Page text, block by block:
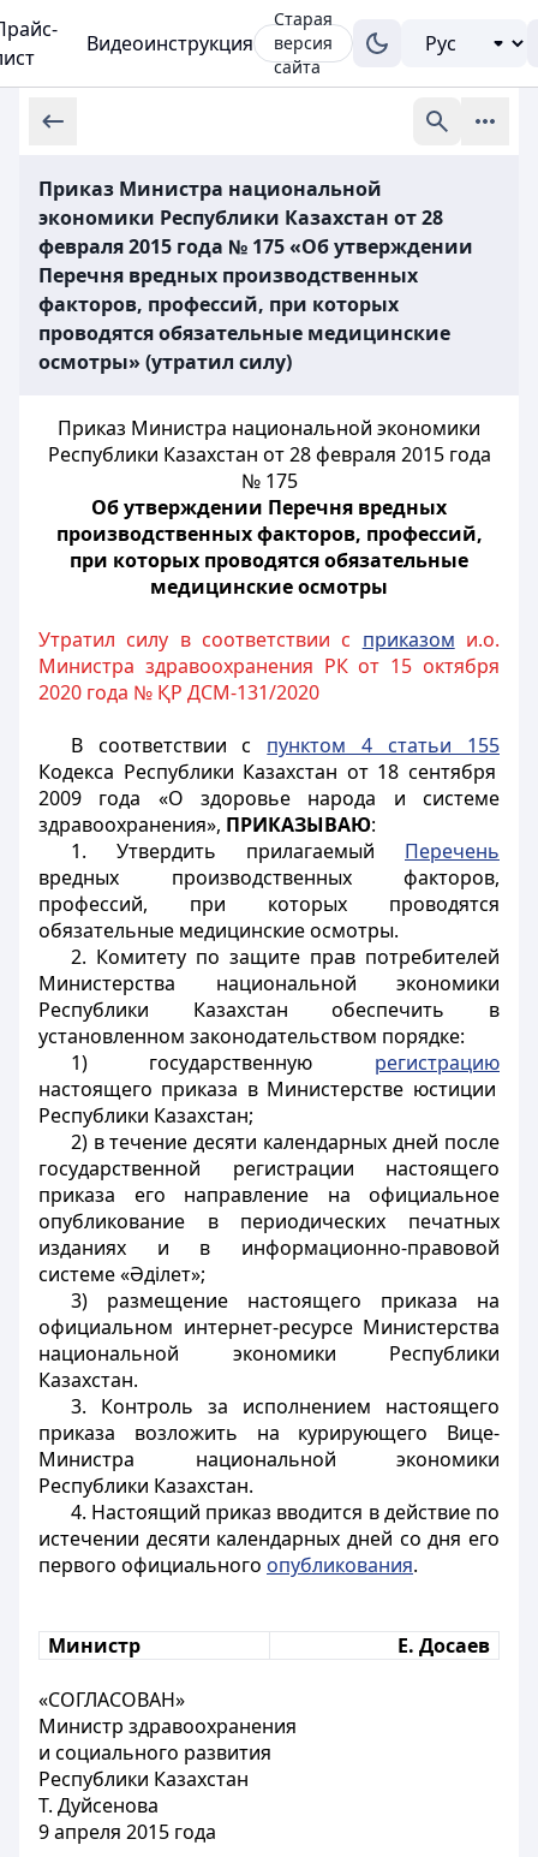
Видеоинструкция
Старая
версия
сайта
Приказ Министра национальной
экономики Республики Казахстан от 28
февраля 2015 года № 175 «Об утверждении
Перечня вредных производственных
факторов, профессий, при которых
проводятся обязательные медицинские
осмотры» (утратил силу)
Приказ Министра национальной экономики
Республики Казахстан от 28 февраля 2015 года
№ 175
Об утверждении Перечня вредных
производственных факторов, профессий,
при которых проводятся обязательные
медицинские осмотры
Утратил силу в соответствии с приказом и.о.
Министра здравоохранения РК от 15 октября
2020 года № ҚР ДСМ-131/2020
В соответствии с пунктом 4 статьи 155
Кодекса Республики Казахстан от 18 сентября
2009 года «О здоровье народа и системе
здравоохранения», ПРИКАЗЫВАЮ:
1. Утвердить прилагаемый Перечень
вредных производственных факторов,
профессий, при которых проводятся
обязательные медицинские осмотры.
2. Комитету по защите прав потребителей
Министерства национальной экономики
Республики Казахстан обеспечить в
установленном законодательством порядке:
1) государственную регистрацию
настоящего приказа в Министерстве юстиции
Республики Казахстан;
2) в течение десяти календарных дней после
государственной регистрации настоящего
приказа его направление на официальное
опубликование в периодических печатных
изданиях и в информационно-правовой
системе «Әділет»;
3) размещение настоящего приказа на
официальном интернет-ресурсе Министерства
национальной экономики Республики
Казахстан.
3. Контроль за исполнением настоящего
приказа возложить на курирующего Вице-
Министра национальной экономики
Республики Казахстан.
4. Настоящий приказ вводится в действие по
истечении десяти календарных дней со дня его
первого официального опубликования.
Министр Е. Досаев
«СОГЛАСОВАН»
Министр здравоохранения
и социального развития
Республики Казахстан
Т. Дуйсенова
9 апреля 2015 года